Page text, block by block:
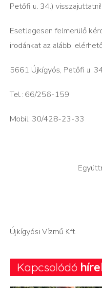
Petőfi u. 34.) visszajuttatni!
Esetlegesen felmerülő
irodánkat az alábbi
5661 Újkígyós, Petőfi u.
Tel.: 66/256-159
Mobil: 30/428-23-33
Újkígyósi Vízmű Kft.
Kapcsolódó